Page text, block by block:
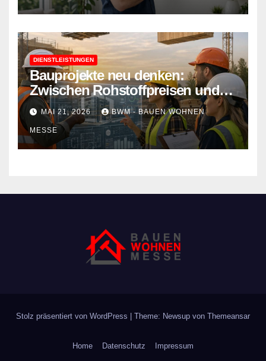
DIENSTLEISTUNGEN
Bauprojekte neu denken:
Zwischen Rohstoffpreisen und
rechtlichen Hürden den Überblick
behalten
MAI 21, 2026 BWM - BAUEN WOHNEN
MESSE
Stolz präsentiert von WordPress Theme: Newsup von Themeansar
Home Datenschutz Impressum